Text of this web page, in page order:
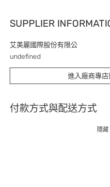
SUPPLIER
艾美麗國際股份有限公
undefined
進入廠商專
付款方式與配送方式
隱藏